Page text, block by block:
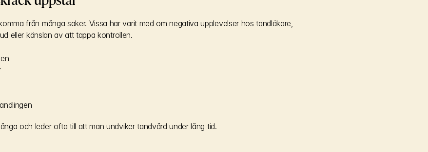
från många saker. Vissa har varit med om negativa upplevelser hos tandläkare,
eller känslan av att tappa kontrollen.
och leder ofta till att man undviker tandvård under lång tid.